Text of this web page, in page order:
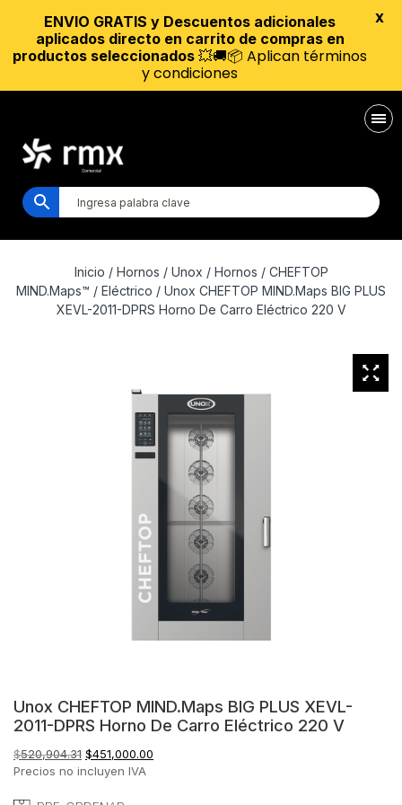
Inicio / Hornos / Unox / Hornos / CHEFTOP
MIND.Maps™ / Eléctrico / Unox CHEFTOP MIND.Maps BIG PLUS
XEVL-2011-DPRS Horno De Carro Eléctrico 220 V
Unox CHEFTOP MIND.Maps BIG PLUS XEVL-
2011-DPRS Horno De Carro Eléctrico 220 V
$520,904.31 El
precio
$451,000.00
Precios no incluyen IVA
ENVIO GRATIS y Descuentos adicionales
aplicados directo en carrito de compras en
productos seleccionados 💥🚚📦 Aplican términos
y condiciones
X